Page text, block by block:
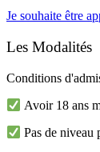
Je souhaite être
Les Modalités
Conditions
Avoir 18 ans
Pas de niveau